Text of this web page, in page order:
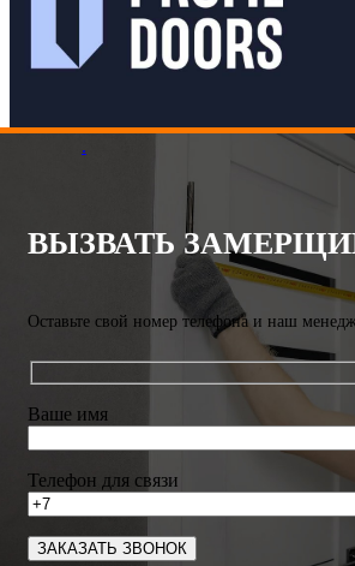
.
ВЫЗВАТЬ
Оставьте свой номер телефона и наш
Ваше имя
Телефон для связи